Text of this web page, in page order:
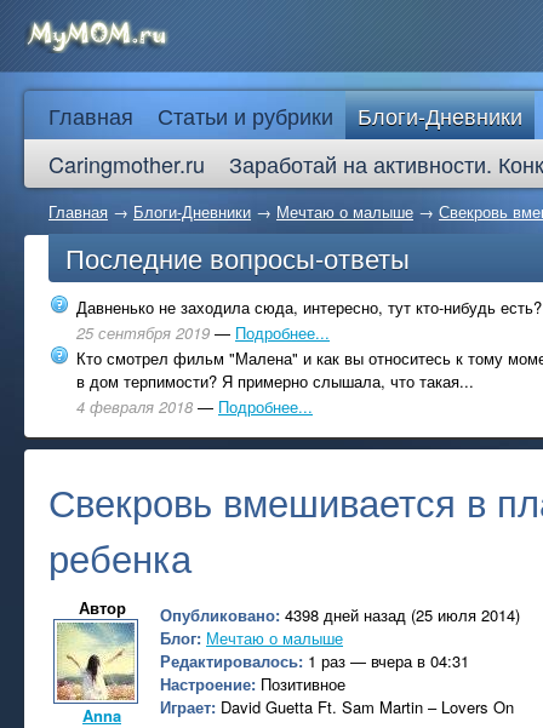
Главная Статьи и рубрики
Блоги-Дневники
Caringmother.ru
Заработай на активности.
Главная → Блоги-Дневники → Мечтаю о малыше → Свекровь
Последние вопросы-ответы
Давненько не заходила сюда, интересно, тут кто-нибудь есть?
25 сентября 2019 — Подробнее...
Кто смотрел фильм "Малена" и как вы относитесь к тому
в дом терпимости? Я примерно слышала, что такая...
4 февраля 2018 — Подробнее...
Свекровь вмешивается в
ребенка
Автор
Anna
Опубликовано: 4398 дней назад (25 июля 2014)
Блог: Мечтаю о малыше
Редактировалось: 1 раз — вчера в 04:31
Настроение: Позитивное
Играет: David Guetta Ft. Sam Martin – Lovers On